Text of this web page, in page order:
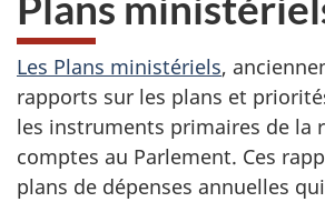
Les Plans ministériels,
rapports sur les plans et
les instruments primaires de la
comptes au Parlement. Ces
plans de dépenses annuelles